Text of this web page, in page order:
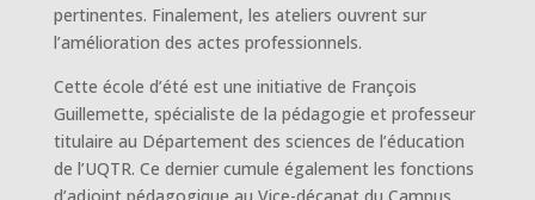
pertinentes. Finalement, les ateliers ouvrent sur
l’amélioration des actes professionnels.
Cette école d’été est une initiative de François
Guillemette, spécialiste de la pédagogie et professeur
titulaire au Département des sciences de l’éducation
de l’UQTR. Ce dernier cumule également les fonctions
d’adjoint pédagogique au Vice-décanat du Campus